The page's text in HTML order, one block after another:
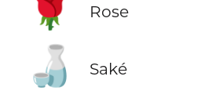
Rose
🍶 Saké